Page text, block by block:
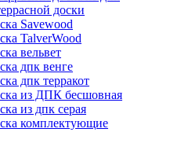
доски
Savewood
TalverWood
вельвет
дпк венге
дпк терракот
из ДПК бесшовная
из дпк серая
комплектующие